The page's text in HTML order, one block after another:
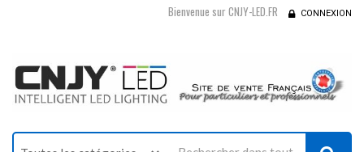
Bienvenue sur CNJY-LED.FR CONNEXION